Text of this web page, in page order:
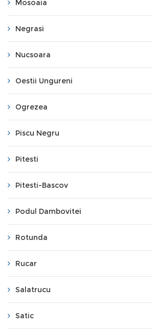
Mosoaia
Negrasi
Nucsoara
Oestii Ungureni
Ogrezea
Piscu Negru
Pitesti
Pitesti-Bascov
Podul Dambovitei
Rotunda
Rucar
Salatrucu
Satic